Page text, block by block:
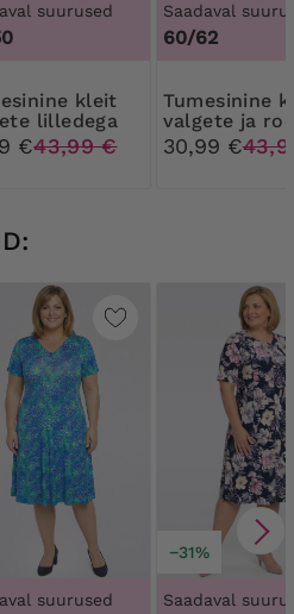
suurused
lilledega
€43,99 €
Saadaval
60/62
Tumesinine kleit
valgete ja
lilledega
30,99 €
suurused
−31%
Saadaval